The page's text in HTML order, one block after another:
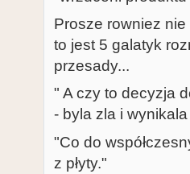
Prosze rowniez
to jest 5 galatyk
przesady...
" A czy to decyzja
- byla zla i
"Co do
z płyty."